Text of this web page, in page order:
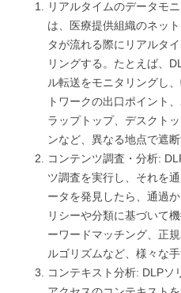
リアルタイムのデータモ
は、医療提供組織のネッ
タが流れる際にリアルタ
リングする。たとえば、
ル転送をモニタリングし
トワークの出口ポイント
ラップトップ、デスクト
ンなど、異なる地点で遮
コンテンツ調査・分析:
ツ調査を実行し、それを
ータを発見したら、通過
リシーや分類に基づいて
ーワードマッチング、正
ルゴリズムなど、様々な手
コンテキスト分析: DLPソ